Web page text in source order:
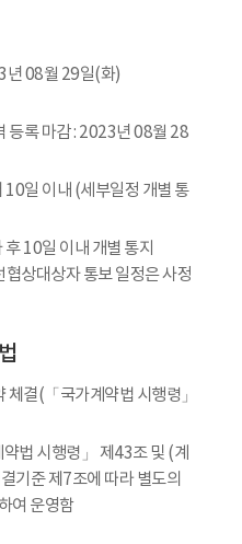
년 08월 29일(화)
등록 마감 : 2023년 08월 28
10일 이내 (세부일정 개별 통
10일 이내 개별 통지
상대상자 통보 일정은 사정
체결(「국가계약법 시행령」
법 시행령」 제43조 및 (계
기준 제7조에 따라 별도의
여 운영함